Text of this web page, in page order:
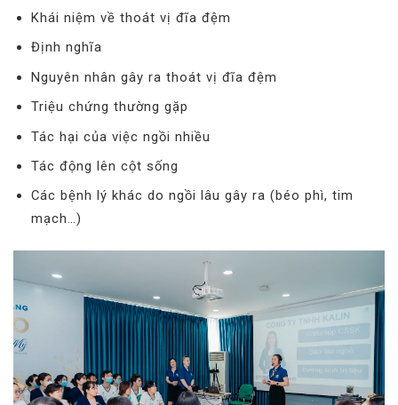
Khái niệm về thoát vị đĩa đệm
Định nghĩa
Nguyên nhân gây ra thoát vị đĩa đệm
Triệu chứng thường gặp
Tác hại của việc ngồi nhiều
Tác động lên cột sống
Các bệnh lý khác do ngồi lâu gây ra (béo phì, tim
mạch…)